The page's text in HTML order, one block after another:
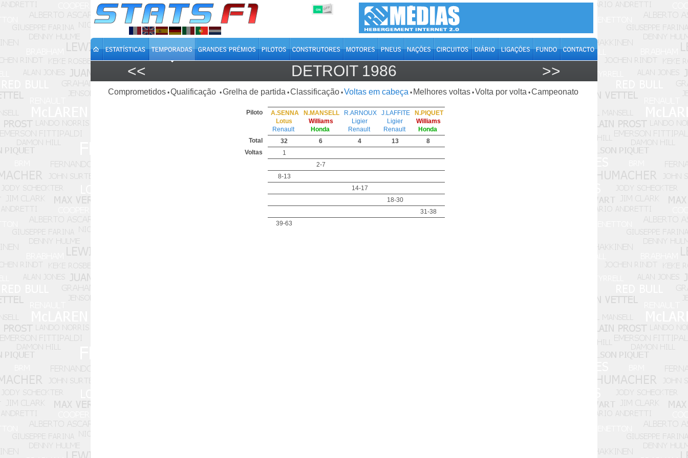
ON OFF
<< DETROIT 1986 >>
Comprometidos •Qualificação •Grelha de partida •Classificação •Voltas em cabeça • Melhores voltas •Volta por volta •Campeonato
Piloto
A.SENNA
Lotus
Renault
N.MANSELL
Williams
Honda
R.ARNOUX
Ligier
Renault
J.LAFFITE
Ligier
Renault
N.PIQUET
Williams
Honda
Total
32 6 4 13
8
Voltas
1
2-7
8-13
14-17
18-30
31-38
39-63